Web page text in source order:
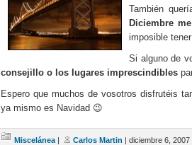
También
Diciembre
imposible
Si alguno de
consejillo o los lugares imprescindibles
Espero que muchos de vosotros disfrutéis
ya mismo es Navidad 😉
Miscelánea | Carlos Martin | diciembre 6, 2007